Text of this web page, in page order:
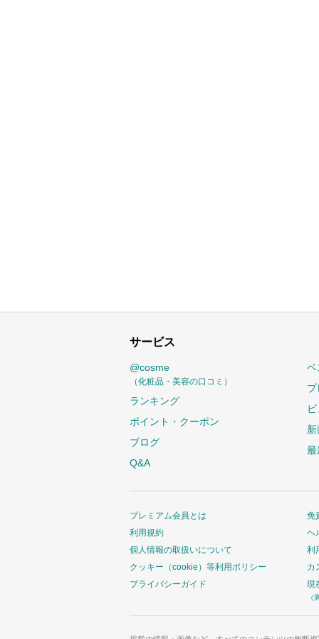
サービス
@cosme
（化粧品・美容の口コミ）
ランキング
ポイント・クーポン
ブログ
Q&A
ベ
最
プレミアム会員とは
利用規約
個人情報の取扱いについて
クッキー（cookie）等利用ポリシー
プライバシーガイド
免
ヘ
利
カ
現
（